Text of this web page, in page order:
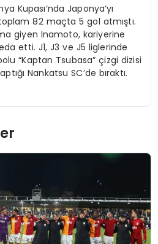
Kupası’nda Japonya’yı
82 maçta 5 gol atmıştı.
giyen Inamoto, kariyerine
etti. J1, J3 ve J5 liglerinde
“Kaptan Tsubasa” çizgi dizisi
Nankatsu SC’de bıraktı.